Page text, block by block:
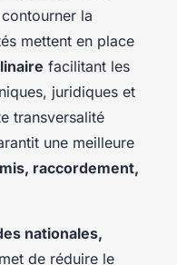
la
mettent en place
facilitant les
juridiques et
transversalité
une meilleure
raccordement,
nationales,
de réduire le